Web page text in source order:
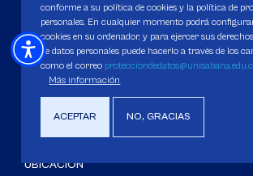
Universidad
servicious@unisabana.edu.co
Contacto únicamente para notificaciones legales.
No se responderán otros temas que no sean de
notificacioneslegales@unisabana.edu.co
UBICACIÓN
conforme a su política de cookies y la política de
personales. En cualquier momento podrá
cookies en su ordenador, y para ejercer sus
de datos personales puede hacerlo a través de los
como el correo
Más información
ACEPTAR NO, GRACIAS